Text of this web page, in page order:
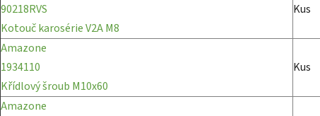
90218RVS
Kotouč karosérie V2A M8
Kus
Amazone
1934110
Křídlový šroub M10x60
Kus
Amazone